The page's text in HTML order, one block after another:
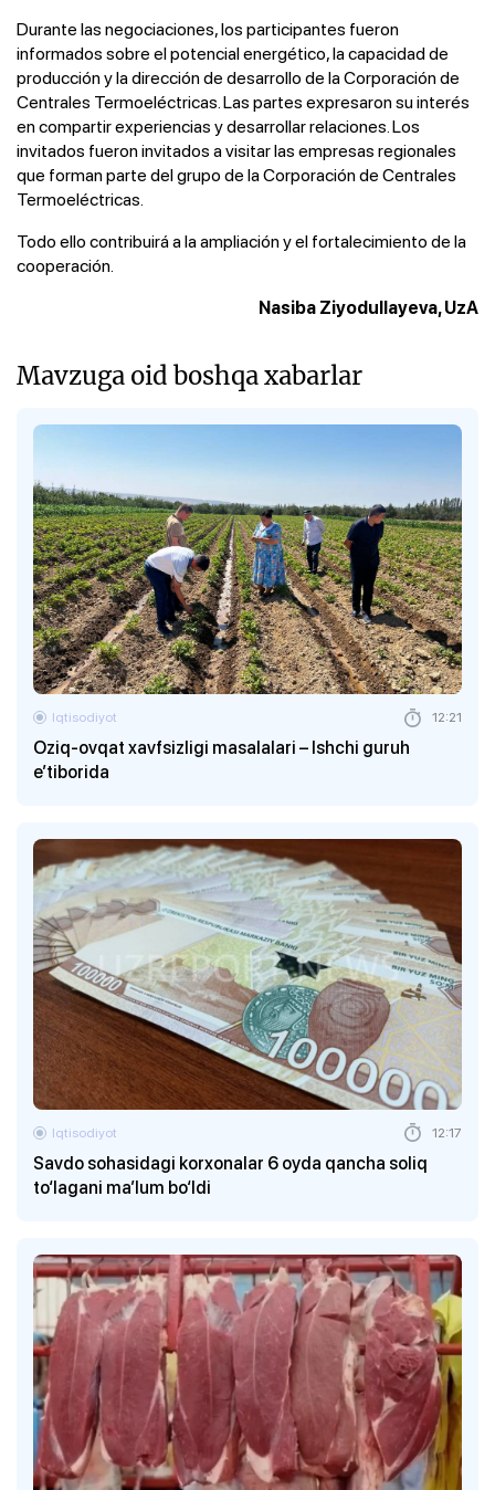
Durante las negociaciones, los participantes fueron
informados sobre el potencial energético, la capacidad de
producción y la dirección de desarrollo de la Corporación de
Centrales Termoeléctricas. Las partes expresaron su interés
en compartir experiencias y desarrollar relaciones. Los
invitados fueron invitados a visitar las empresas regionales
que forman parte del grupo de la Corporación de Centrales
Termoeléctricas.
Todo ello contribuirá a la ampliación y el fortalecimiento de la
cooperación.
Nasiba Ziyodullayeva, UzA
Mavzuga oid boshqa xabarlar
Oziq-ovqat xavfsizligi masalalari – Ishchi guruh
e’tiborida
Iqtisodiyot 12:21
Savdo sohasidagi korxonalar 6 oyda qancha soliq
to‘lagani ma’lum bo‘ldi
Iqtisodiyot 12:17